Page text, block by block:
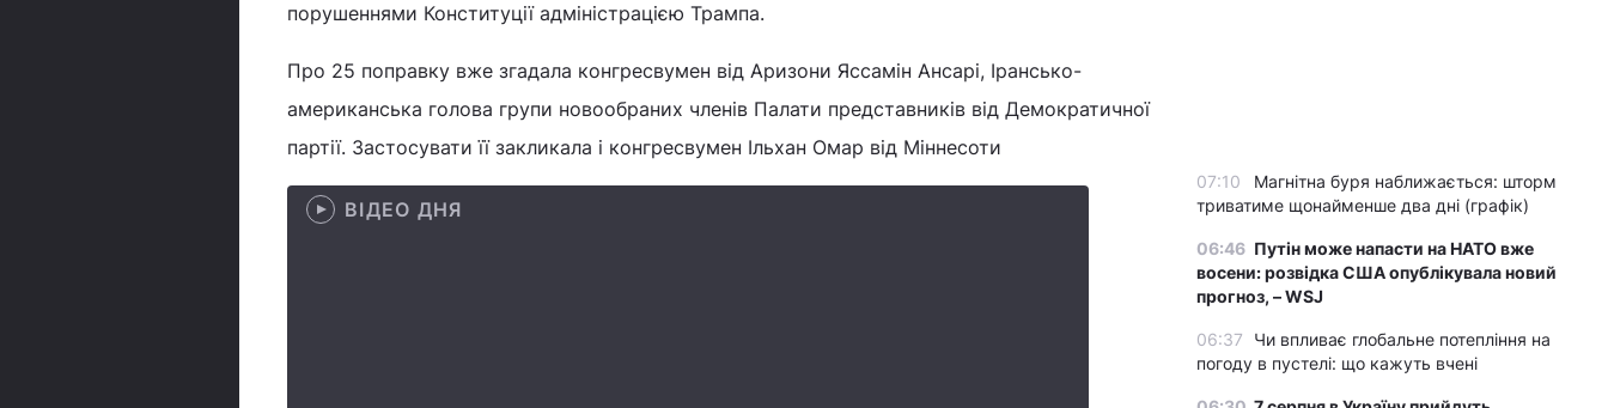
порушеннями Конституції адміністрацією Трампа.
Про 25 поправку вже згадала конгресвумен від Аризони Яссамін Ансарі, Ірансько-
американська голова групи новообраних членів Палати представників від Демократичної
партії. Застосувати її закликала і конгресвумен Ільхан Омар від Міннесоти
ВІДЕО ДНЯ
07:10
Магнітна буря наближається: шторм
триватиме щонайменше два дні (графік)
06:46 Путін може напасти на НАТО вже
восени: розвідка США опублікувала новий
прогноз, – WSJ
06:37
Чи впливає глобальне потепління на
погоду в пустелі: що кажуть вчені